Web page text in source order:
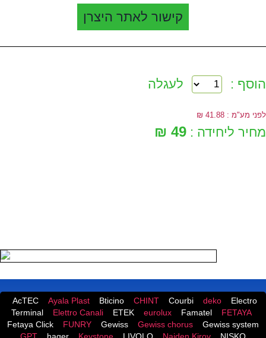
קישור לאתר היצרן
הוסף : לעגלה
לפני מע"מ : 41.88 ₪
מחיר ליחידה : 49 ₪
AcTEC Ayala Plast Bticino CHINT Courbi deko
Electro
Terminal
Elettro Canali ETEK eurolux Famatel
FETAYA
Fetaya Click
FUNRY Gewiss Gewiss chorus
Gewiss system